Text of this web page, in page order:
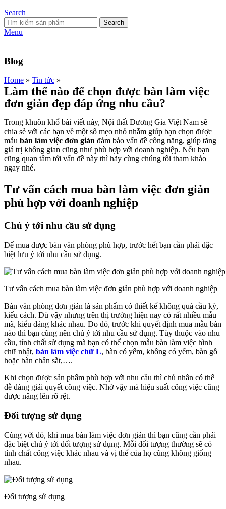
Search
Search
Menu
Blog
Home » Tin tức »
Làm thế nào để chọn được bàn làm việc
đơn giản đẹp đáp ứng nhu cầu?
Trong khuôn khổ bài viết này, Nội thất Dương Gia Việt Nam sẽ
chia sẻ với các bạn về một số mẹo nhỏ nhằm giúp bạn chọn được
mẫu bàn làm việc đơn giản đảm bảo vấn đề công năng, giúp tăng
giá trị không gian cũng như phù hợp với doanh nghiệp. Nếu bạn
cũng quan tâm tới vấn đề này thì hãy cùng chúng tôi tham khảo
ngay nhé.
Tư vấn cách mua bàn làm việc đơn giản
phù hợp với doanh nghiệp
Chú ý tới nhu cầu sử dụng
Để mua được bàn văn phòng phù hợp, trước hết bạn cần phải đặc
biệt lưu ý tới nhu cầu sử dụng.
Tư vấn cách mua bàn làm việc đơn giản phù hợp với doanh nghiệp
Bàn văn phòng đơn giản là sản phẩm có thiết kế không quá cầu kỳ,
kiểu cách. Dù vậy nhưng trên thị trường hiện nay có rất nhiều mẫu
mã, kiểu dáng khác nhau. Do đó, trước khi quyết định mua mẫu bàn
nào thì bạn cũng nên chú ý tới nhu cầu sử dụng. Tùy thuộc vào nhu
cầu, tính chất sử dụng mà bạn có thể chọn mẫu bàn làm việc hình
chữ nhật, bàn làm việc chữ L, bàn có yếm, không có yếm, bàn gỗ
hoặc bàn chân sắt,….
Khi chọn được sản phẩm phù hợp với nhu cầu thì chủ nhân có thể
dễ dàng giải quyết công việc. Nhờ vậy mà hiệu suất công việc cũng
được nâng lên rõ rệt.
Đối tượng sử dụng
Cùng với đó, khi mua bàn làm việc đơn giản thì bạn cũng cần phải
đặc biệt chú ý tới đối tượng sử dụng. Mỗi đối tượng thường sẽ có
tính chất công việc khác nhau và vị thế của họ cũng không giống
nhau.
Đối tượng sử dụng